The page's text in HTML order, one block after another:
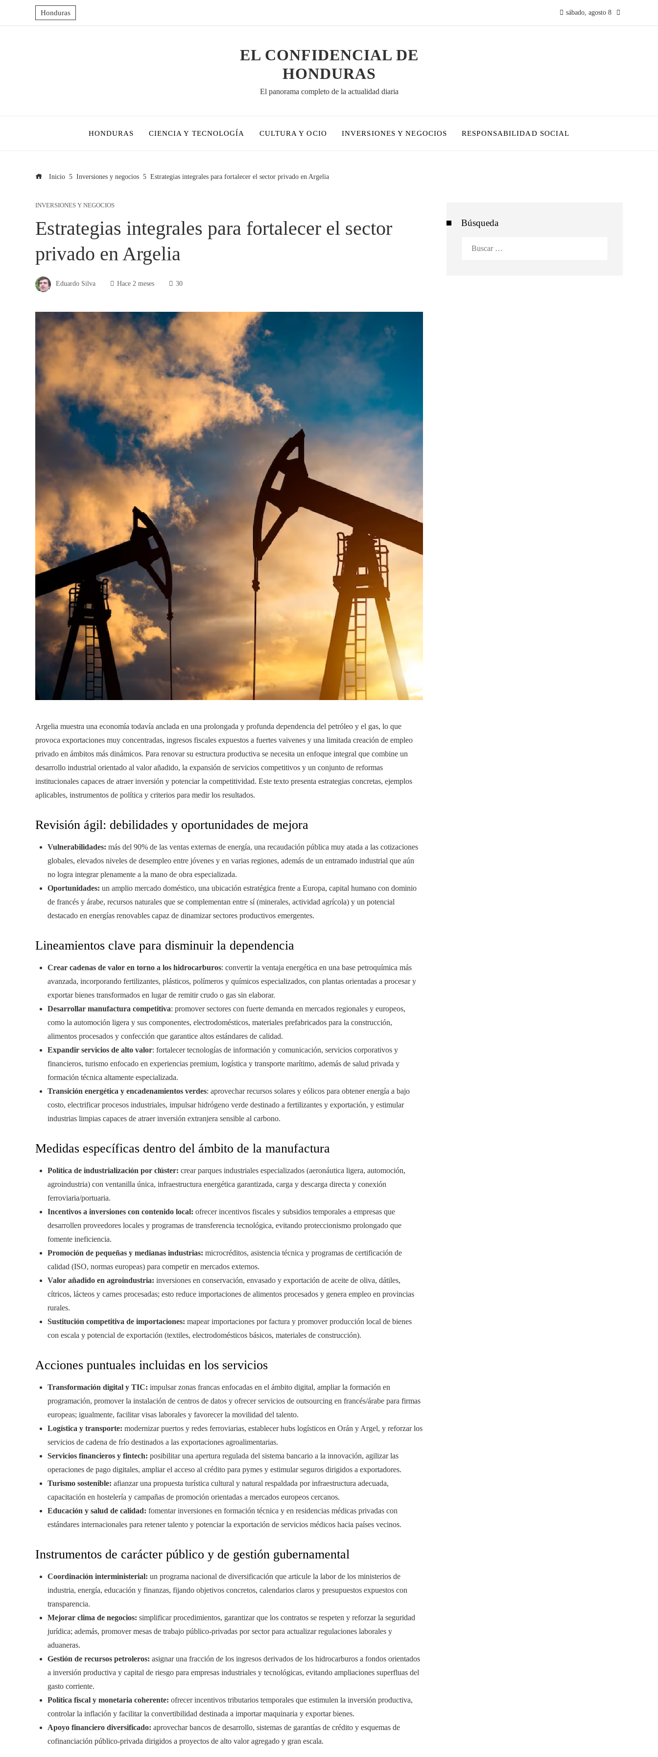
Honduras sábado, agosto 8
EL CONFIDENCIAL DE
HONDURAS
El panorama completo de la actualidad diaria
HONDURAS CIENCIA Y TECNOLOGÍA CULTURA Y OCIO INVERSIONES Y NEGOCIOS RESPONSABILIDAD SOCIAL
Inicio Inversiones y negocios Estrategias integrales para fortalecer el sector privado en Argelia
INVERSIONES Y NEGOCIOS
Estrategias integrales para fortalecer el sector
privado en Argelia
Eduardo Silva Hace 2 meses 30
Argelia muestra una economía todavía anclada en una prolongada y profunda dependencia del petróleo y el gas, lo que
provoca exportaciones muy concentradas, ingresos fiscales expuestos a fuertes vaivenes y una limitada creación de empleo
privado en ámbitos más dinámicos. Para renovar su estructura productiva se necesita un enfoque integral que combine un
desarrollo industrial orientado al valor añadido, la expansión de servicios competitivos y un conjunto de reformas
institucionales capaces de atraer inversión y potenciar la competitividad. Este texto presenta estrategias concretas, ejemplos
aplicables, instrumentos de política y criterios para medir los resultados.
Revisión ágil: debilidades y oportunidades de mejora
Vulnerabilidades: más del 90% de las ventas externas de energía, una recaudación pública muy atada a las cotizaciones
globales, elevados niveles de desempleo entre jóvenes y en varias regiones, además de un entramado industrial que aún
no logra integrar plenamente a la mano de obra especializada.
Oportunidades: un amplio mercado doméstico, una ubicación estratégica frente a Europa, capital humano con dominio
de francés y árabe, recursos naturales que se complementan entre sí (minerales, actividad agrícola) y un potencial
destacado en energías renovables capaz de dinamizar sectores productivos emergentes.
Lineamientos clave para disminuir la dependencia
Crear cadenas de valor en torno a los hidrocarburos: convertir la ventaja energética en una base petroquímica más
avanzada, incorporando fertilizantes, plásticos, polímeros y químicos especializados, con plantas orientadas a procesar y
exportar bienes transformados en lugar de remitir crudo o gas sin elaborar.
Desarrollar manufactura competitiva: promover sectores con fuerte demanda en mercados regionales y europeos,
como la automoción ligera y sus componentes, electrodomésticos, materiales prefabricados para la construcción,
alimentos procesados y confección que garantice altos estándares de calidad.
Expandir servicios de alto valor: fortalecer tecnologías de información y comunicación, servicios corporativos y
financieros, turismo enfocado en experiencias premium, logística y transporte marítimo, además de salud privada y
formación técnica altamente especializada.
Transición energética y encadenamientos verdes: aprovechar recursos solares y eólicos para obtener energía a bajo
costo, electrificar procesos industriales, impulsar hidrógeno verde destinado a fertilizantes y exportación, y estimular
industrias limpias capaces de atraer inversión extranjera sensible al carbono.
Medidas específicas dentro del ámbito de la manufactura
Política de industrialización por clúster: crear parques industriales especializados (aeronáutica ligera, automoción,
agroindustria) con ventanilla única, infraestructura energética garantizada, carga y descarga directa y conexión
ferroviaria/portuaria.
Incentivos a inversiones con contenido local: ofrecer incentivos fiscales y subsidios temporales a empresas que
desarrollen proveedores locales y programas de transferencia tecnológica, evitando proteccionismo prolongado que
fomente ineficiencia.
Promoción de pequeñas y medianas industrias: microcréditos, asistencia técnica y programas de certificación de
calidad (ISO, normas europeas) para competir en mercados externos.
Valor añadido en agroindustria: inversiones en conservación, envasado y exportación de aceite de oliva, dátiles,
cítricos, lácteos y carnes procesadas; esto reduce importaciones de alimentos procesados y genera empleo en provincias
rurales.
Sustitución competitiva de importaciones: mapear importaciones por factura y promover producción local de bienes
con escala y potencial de exportación (textiles, electrodomésticos básicos, materiales de construcción).
Acciones puntuales incluidas en los servicios
Transformación digital y TIC: impulsar zonas francas enfocadas en el ámbito digital, ampliar la formación en
programación, promover la instalación de centros de datos y ofrecer servicios de outsourcing en francés/árabe para firmas
europeas; igualmente, facilitar visas laborales y favorecer la movilidad del talento.
Logística y transporte: modernizar puertos y redes ferroviarias, establecer hubs logísticos en Orán y Argel, y reforzar los
servicios de cadena de frío destinados a las exportaciones agroalimentarias.
Servicios financieros y fintech: posibilitar una apertura regulada del sistema bancario a la innovación, agilizar las
operaciones de pago digitales, ampliar el acceso al crédito para pymes y estimular seguros dirigidos a exportadores.
Turismo sostenible: afianzar una propuesta turística cultural y natural respaldada por infraestructura adecuada,
capacitación en hostelería y campañas de promoción orientadas a mercados europeos cercanos.
Educación y salud de calidad: fomentar inversiones en formación técnica y en residencias médicas privadas con
estándares internacionales para retener talento y potenciar la exportación de servicios médicos hacia países vecinos.
Instrumentos de carácter público y de gestión gubernamental
Coordinación interministerial: un programa nacional de diversificación que articule la labor de los ministerios de
industria, energía, educación y finanzas, fijando objetivos concretos, calendarios claros y presupuestos expuestos con
transparencia.
Mejorar clima de negocios: simplificar procedimientos, garantizar que los contratos se respeten y reforzar la seguridad
jurídica; además, promover mesas de trabajo público-privadas por sector para actualizar regulaciones laborales y
aduaneras.
Gestión de recursos petroleros: asignar una fracción de los ingresos derivados de los hidrocarburos a fondos orientados
a inversión productiva y capital de riesgo para empresas industriales y tecnológicas, evitando ampliaciones superfluas del
gasto corriente.
Política fiscal y monetaria coherente: ofrecer incentivos tributarios temporales que estimulen la inversión productiva,
controlar la inflación y facilitar la convertibilidad destinada a importar maquinaria y exportar bienes.
Apoyo financiero diversificado: aprovechar bancos de desarrollo, sistemas de garantías de crédito y esquemas de
cofinanciación público-privada dirigidos a proyectos de alto valor agregado y gran escala.
Búsqueda